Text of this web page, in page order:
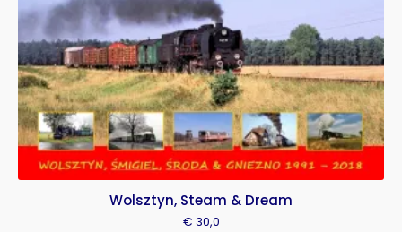
Wolsztyn, Steam & Dream
€ 30,0